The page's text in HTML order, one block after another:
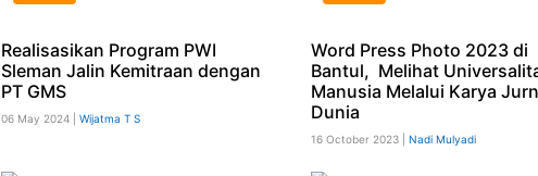
Realisasikan Program PWI
Sleman Jalin Kemitraan dengan
PT GMS
06 May 2024 | Wijatma T S
Word Press Photo 2023 di
Bantul, Melihat
Manusia Melalui Karya
Dunia
16 October 2023 | Nadi Mulyadi